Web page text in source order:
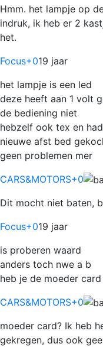
Hmm. het lampje op
indruk, ik heb er 2
het.
Focus+019 jaar
het lampje is een led
deze heeft aan 1 volt
de bediening niet
hebzelf ook tex en
nieuwe afst bed
geen problemen mer
CARS&MOTORS+0
Dit mocht niet baten,
Focus+019 jaar
is proberen waard
anders toch nwe a b
heb je de moeder
CARS&MOTORS+0
moeder card? Ik heb
gekregen, dus ook